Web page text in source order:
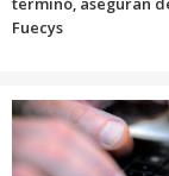
Fuecys